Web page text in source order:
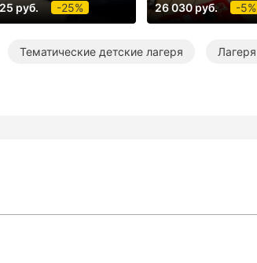
руб. -25% 26 030 руб. -5%
Тематические детские лагеря